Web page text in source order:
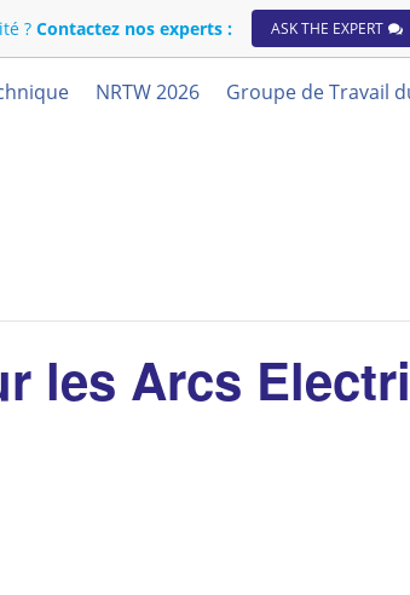
?Contactez nos experts : ASK THE EXPERT
NRTW 2026 Groupe de Travail
les Arcs